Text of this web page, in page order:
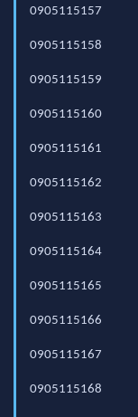
0905115157
0905115158
0905115159
0905115160
0905115161
0905115162
0905115163
0905115164
0905115165
0905115166
0905115167
0905115168